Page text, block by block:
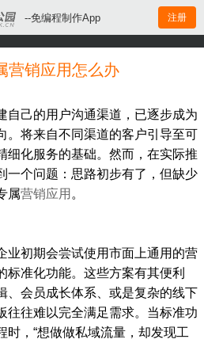
--免编程制作App 注册
营销应用怎么办
自己的用户沟通渠道，已逐步成为
。将来自不同渠道的客户引导至可
细化服务的基础。然而，在实际推
一个问题：思路初步有了，但缺少
属营销应用 。
业初期会尝试使用市面上通用的营
标准化功能。这些方案有其便利
、会员成长体系、或是复杂的线下
往往难以完全满足需求。当标准功
时，“想做做私域流量，却发现工